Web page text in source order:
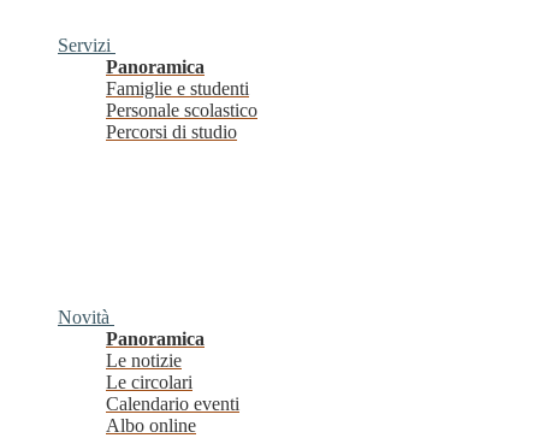
Servizi
Panoramica
Famiglie e studenti
Personale scolastico
Percorsi di studio
Novità
Panoramica
Le notizie
Le circolari
Calendario eventi
Albo online